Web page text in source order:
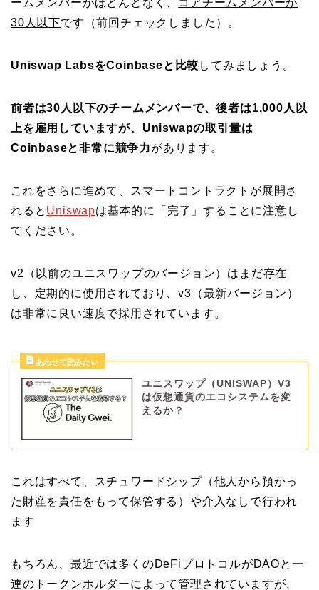
30人以下です（前回チェックしました）。
Uniswap LabsをCoinbaseと比較 してみましょう。
前者は30人以下のチームメンバーで、後者は1,000人以
上を雇用していますが、Uniswapの取引量は
Coinbaseと非常に競争力があります。
これをさらに進めて、スマートコントラクトが展開さ
れると Uniswapは基本的に「完了」することに注意し
てください。
v2（以前のユニスワップのバージョン）はまだ存在
し、定期的に使用されており、v3（最新バージョン）
は非常に良い速度で採用されています。
ユニスワップ（UNISWAP）V3
は仮想通貨のエコシステムを変
えるか？
これはすべて、スチュワードシップ（他人から預かっ
た財産を責任をもって保管する）や介入なしで行われ
ます
もちろん、最近では多くのDeFiプロトコルがDAOと一
連のトークンホルダーによって管理されていますが、